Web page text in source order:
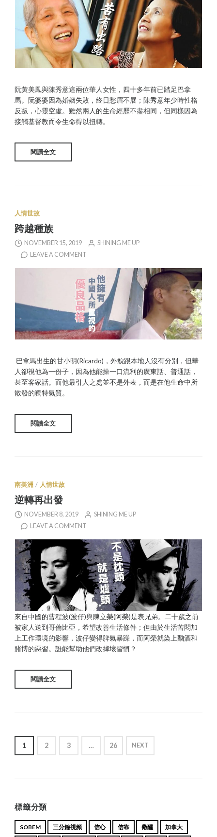
阮黃美鳳與陳秀意這兩位華人女性，四十多年前已踏足巴拿
馬。阮婆婆因為婚姻失敗，終日愁眉不展；陳秀意年少時性格
反叛，心靈空虛。雖然兩人的生命經歷不盡相同，但同樣因為
接觸基督教而令生命得以扭轉。
閱讀全文
人情世故
跨越種族
NOVEMBER 15, 2019
SHINING ME UP
LEAVE A COMMENT
巴拿馬出生的甘小明(Ricardo)，外貌跟本地人沒有分別，但華
人卻視他為一份子，因為他能操一口流利的廣東話、普通話，
甚至客家話。而他最引人之處並不是外表，而是在他生命中所
散發的獨特氣質。
閱讀全文
南美洲 / 人情世故
逆轉再出發
NOVEMBER 8, 2019
SHINING ME UP
LEAVE A COMMENT
來自中國的曹程波(波仔)與陳立榮(阿榮)是表兄弟。二十歲之前
被家人送到哥倫比亞，希望改善生活條件；但由於生活苦悶加
上工作環境的影響，波仔變得脾氣暴躁，而阿榮就染上酗酒和
賭博的惡習。誰能幫助他們改掉壞習慣？
閱讀全文
POSTS
1 2 3 … 26 NEXT
標籤分類
SOBEM 三分鐘視頻 信心 信靠 儆醒 加拿大